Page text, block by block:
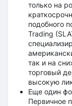
только на
подобного
Trading
так и на
торговый
высокую
Еще один
Первичное